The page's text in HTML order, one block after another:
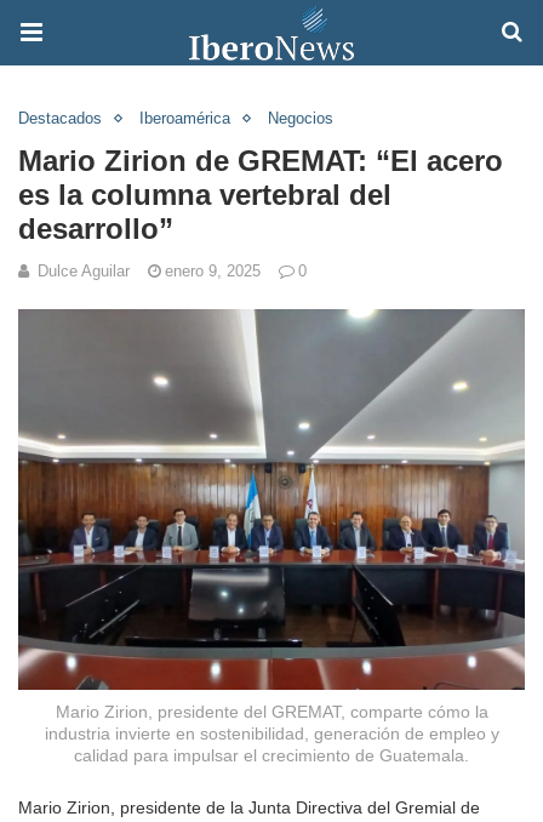
Destacados Iberoamérica Negocios
Mario Zirion de GREMAT: “El acero
es la columna vertebral del
desarrollo”
Dulce Aguilar enero 9, 2025 0
Mario Zirion, presidente del GREMAT, comparte cómo la
industria invierte en sostenibilidad, generación de empleo y
calidad para impulsar el crecimiento de Guatemala.
Mario Zirion, presidente de la Junta Directiva del Gremial de